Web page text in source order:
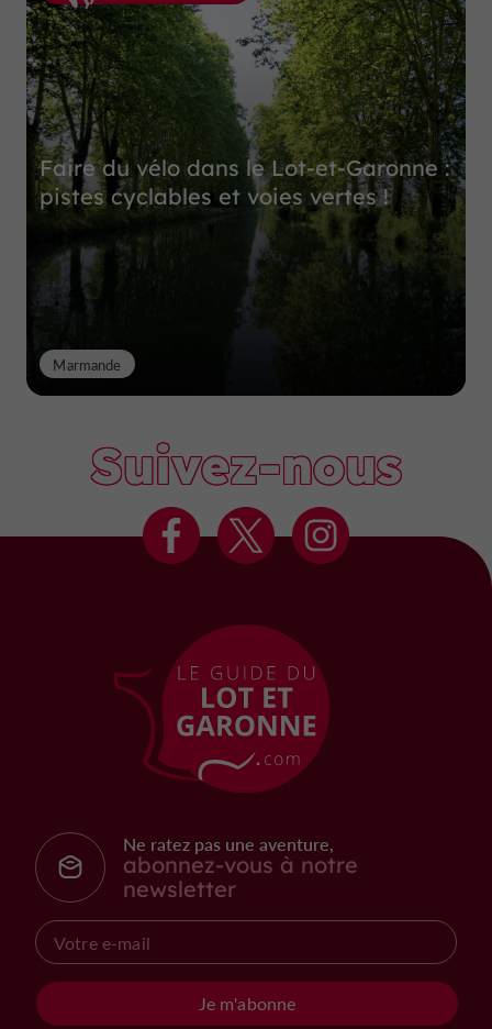
Faire du vélo dans le Lot-et-Garonne :
pistes cyclables et voies vertes !
Marmande
Suivez-nous
Ne ratez pas une aventure,
abonnez-vous à notre
newsletter
Je m'abonne